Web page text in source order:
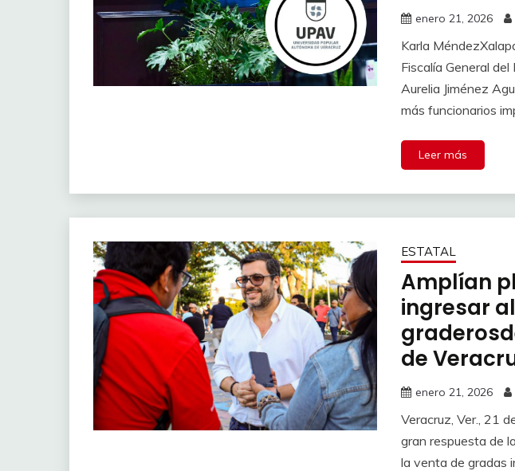
enero 21, 2026
Karla
Fiscalía General
Aurelia Jiménez
más funcionarios
Leer más
ESTATAL
Amplían
ingresar
de
enero 21, 2026
Veracruz, Ver., 21
gran respuesta de
la venta de gradas